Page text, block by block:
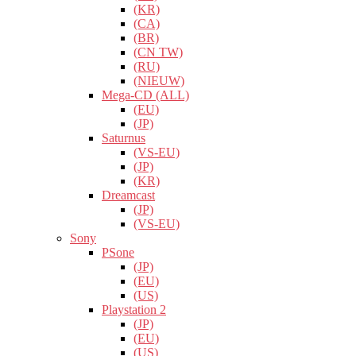
(KR)
(CA)
(BR)
(CN TW)
(RU)
(NIEUW)
Mega-CD (ALL)
(EU)
(JP)
Saturnus
(VS-EU)
(JP)
(KR)
Dreamcast
(JP)
(VS-EU)
Sony
PSone
(JP)
(EU)
(US)
Playstation 2
(JP)
(EU)
(US)